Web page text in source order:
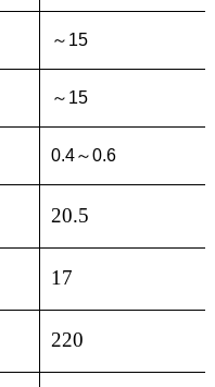
～15
～15
0.4～0.6
20.5
17
220